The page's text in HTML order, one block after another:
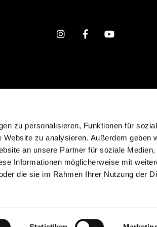
zu personalisieren, Funktionen für
zu analysieren. Außerdem geben
an unsere Partner für soziale Medien,
Informationen möglicherweise mit
die sie im Rahmen Ihrer Nutzung der
ChurchDesk-